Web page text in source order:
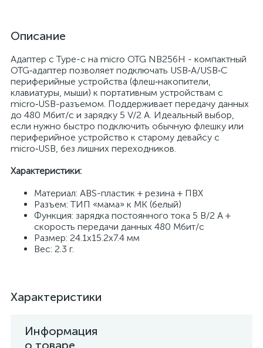
Описание
Адаптер с Type-c на micro OTG NB256H - компактный
OTG‑адаптер позволяет подключать USB‑A/USB‑C
периферийные устройства (флеш‑накопители,
клавиатуры, мыши) к портативным устройствам с
micro‑USB-разъемом. Поддерживает передачу данных
до 480 Мбит/с и зарядку 5 V/2 A. Идеальный выбор,
если нужно быстро подключить обычную флешку или
периферийное устройство к старому девайсу с
micro‑USB, без лишних переходников.
Характеристики:
Материал: ABS-пластик + резина + ПВХ
Разъем: ТИП «мама» к MK (белый)
Функция: зарядка постоянного тока 5 В/2 А +
скорость передачи данных 480 Мбит/с
Размер: 24.1х15.2х7.4 мм
Вес: 2.3 г.
Характеристики
Информация
о товаре